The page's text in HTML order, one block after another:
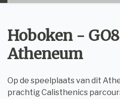
Hoboken -
Atheneum
Op de speelplaats van dit
prachtig Calisthenics